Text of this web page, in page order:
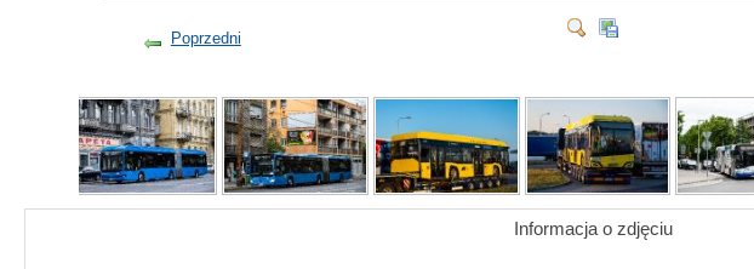
Poprzedni
Informacja o zdjęciu